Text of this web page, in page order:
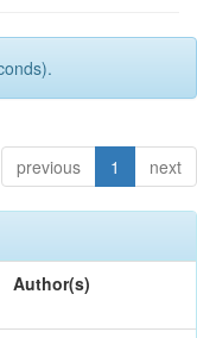
previous 1 next
Author(s)